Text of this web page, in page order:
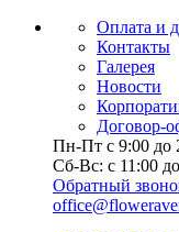
Оплата и
Контакты
Галерея
Новости
Договор-
Пн-Пт с 9:00 до
Сб-Вс: с 11:00
Обратный